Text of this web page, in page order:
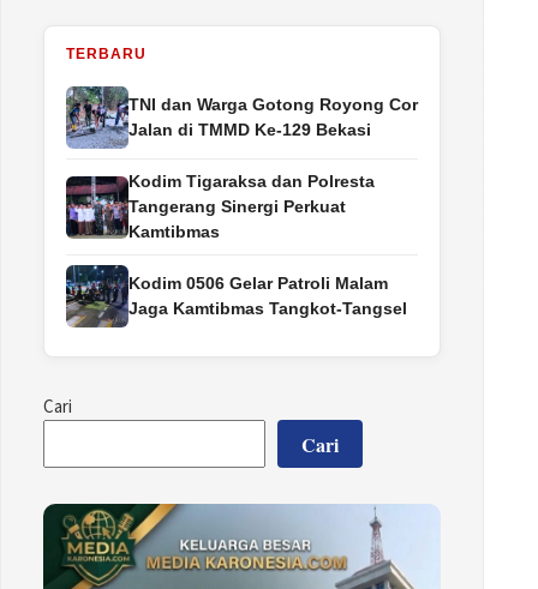
TERBARU
TNI dan Warga Gotong Royong Cor
Jalan di TMMD Ke-129 Bekasi
Kodim Tigaraksa dan Polresta
Tangerang Sinergi Perkuat
Kamtibmas
Kodim 0506 Gelar Patroli Malam
Jaga Kamtibmas Tangkot-Tangsel
Cari
Cari